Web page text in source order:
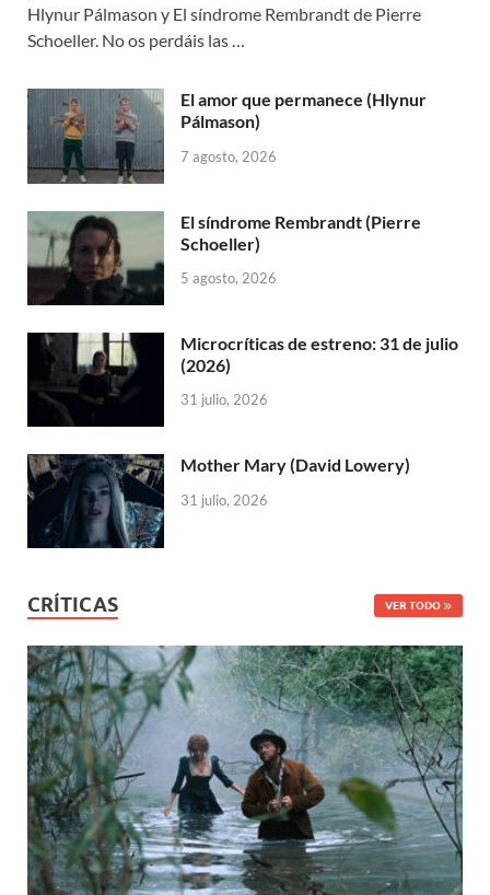
Hlynur Pálmason y El síndrome Rembrandt de Pierre
Schoeller. No os perdáis las …
El amor que permanece (Hlynur
Pálmason)
7 agosto, 2026
El síndrome Rembrandt (Pierre
Schoeller)
5 agosto, 2026
Microcríticas de estreno: 31 de julio
(2026)
31 julio, 2026
Mother Mary (David Lowery)
31 julio, 2026
CRÍTICAS VER TODO